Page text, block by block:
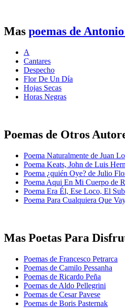
Mas poemas de
A
Cantares
Despecho
Flor De Un Día
Hojas Secas
Horas Negras
Poemas de Otros
Poema Naturalmente de Juan
Poema Keats, John de Luis
Poema ¿quién Oye? de Julio
Poema Aqui En Mi Cuerpo de
Poema Era Él, Ese Loco, El
Poema Para Cualquiera Que
Mas Poetas Para
Poemas de Francesco Petrarca
Poemas de Camilo Pessanha
Poemas de Ricardo Peña
Poemas de Aldo Pellegrini
Poemas de Cesar Pavese
Poemas de Boris Pasternak